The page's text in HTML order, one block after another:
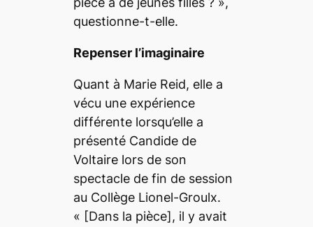
questionne-t-elle.
Repenser l’imaginaire
Quant à Marie Reid, elle a
vécu une expérience
différente lorsqu’elle a
présenté Candidede
Voltaire lors de son
spectacle de fin de session
au Collège Lionel-Groulx.
« [Dans la pièce], il y avait